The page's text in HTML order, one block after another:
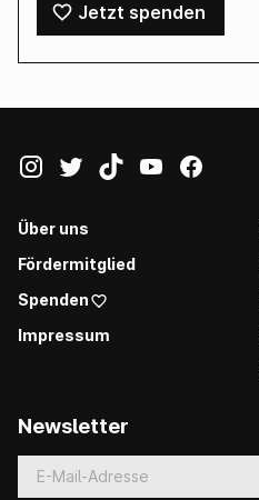
Jetzt spenden
Über uns
Fördermitglied
Spenden
Impressum
Newsletter